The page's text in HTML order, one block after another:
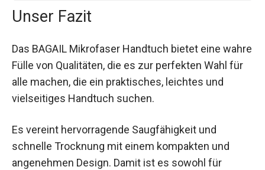
Unser Fazit
Das BAGAIL Mikrofaser Handtuch bietet eine wahre
Fülle von Qualitäten, die es zur perfekten Wahl für
alle machen, die ein praktisches, leichtes und
vielseitiges Handtuch suchen.
Es vereint hervorragende Saugfähigkeit und
schnelle Trocknung mit einem kompakten und
angenehmen Design. Damit ist es sowohl für